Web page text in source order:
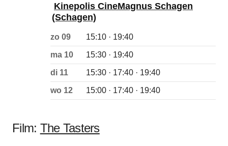
Kinepolis CineMagnus Schagen
(Schagen)
zo 09 15:10 · 19:40
ma 10 15:30 · 19:40
di 11 15:30 · 17:40 · 19:40
wo 12 15:00 · 17:40 · 19:40
Film: The Tasters